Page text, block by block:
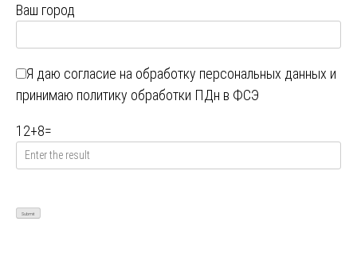
Ваш город
Я даю согласие на обработку персональных данных и
принимаю политику обработки ПДн в ФСЭ
12+8=